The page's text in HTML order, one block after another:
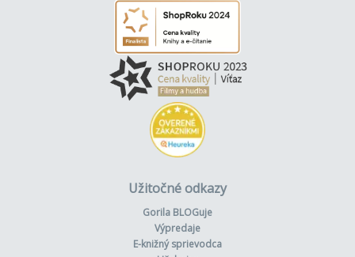
Užitočné odkazy
Gorila BLOGuje
Výpredaje
E-knižný sprievodca